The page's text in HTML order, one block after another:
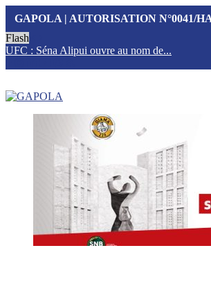
GAPOLA | AUTORISATION N°0041/
Flash
UFC : Séna Alipui ouvre au nom de...